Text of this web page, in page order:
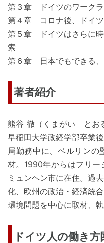
第３章 ドイツのワーク
第４章 コロナ後、ドイ
第５章 ドイツはさらに
索
第６章 日本でもできる、
著者紹介
熊谷 徹（くまがい とお
早稲田大学政経学部卒業
局勤務中に、ベルリンの
材。1990年からはフリー
ミュンヘン市に在住。過
化、欧州の政治・経済統
環境問題を中心に取材、
ドイツ人の働き方